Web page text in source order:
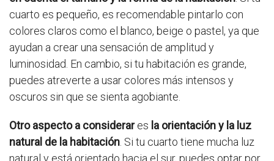
cuarto es pequeño, es recomendable pintarlo con
colores claros como el blanco, beige o pastel, ya que
ayudan a crear una sensación de amplitud y
luminosidad. En cambio, si tu habitación es grande,
puedes atreverte a usar colores más intensos y
oscuros sin que se sienta agobiante.
Otro aspecto a considerares la orientación y la luz
natural de la habitación . Si tu cuarto tiene mucha luz
natural y está orientado hacia el sur, puedes optar por